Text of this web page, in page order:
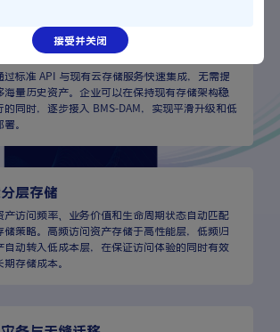
迁移存量
过标准 API 与现有云存储服务快速集成，无需提
海量历史资产。企业可以在保持现有存储架构稳
的同时，逐步接入 BMS-DAM，实现平滑升级和低
。
层存储
产访问频率、业务价值和生命周期状态自动匹配
储策略。高频访问资产存储于高性能层，低频归
自动转入低成本层，在保证访问体验的同时有效
存储成本。
接受并关闭